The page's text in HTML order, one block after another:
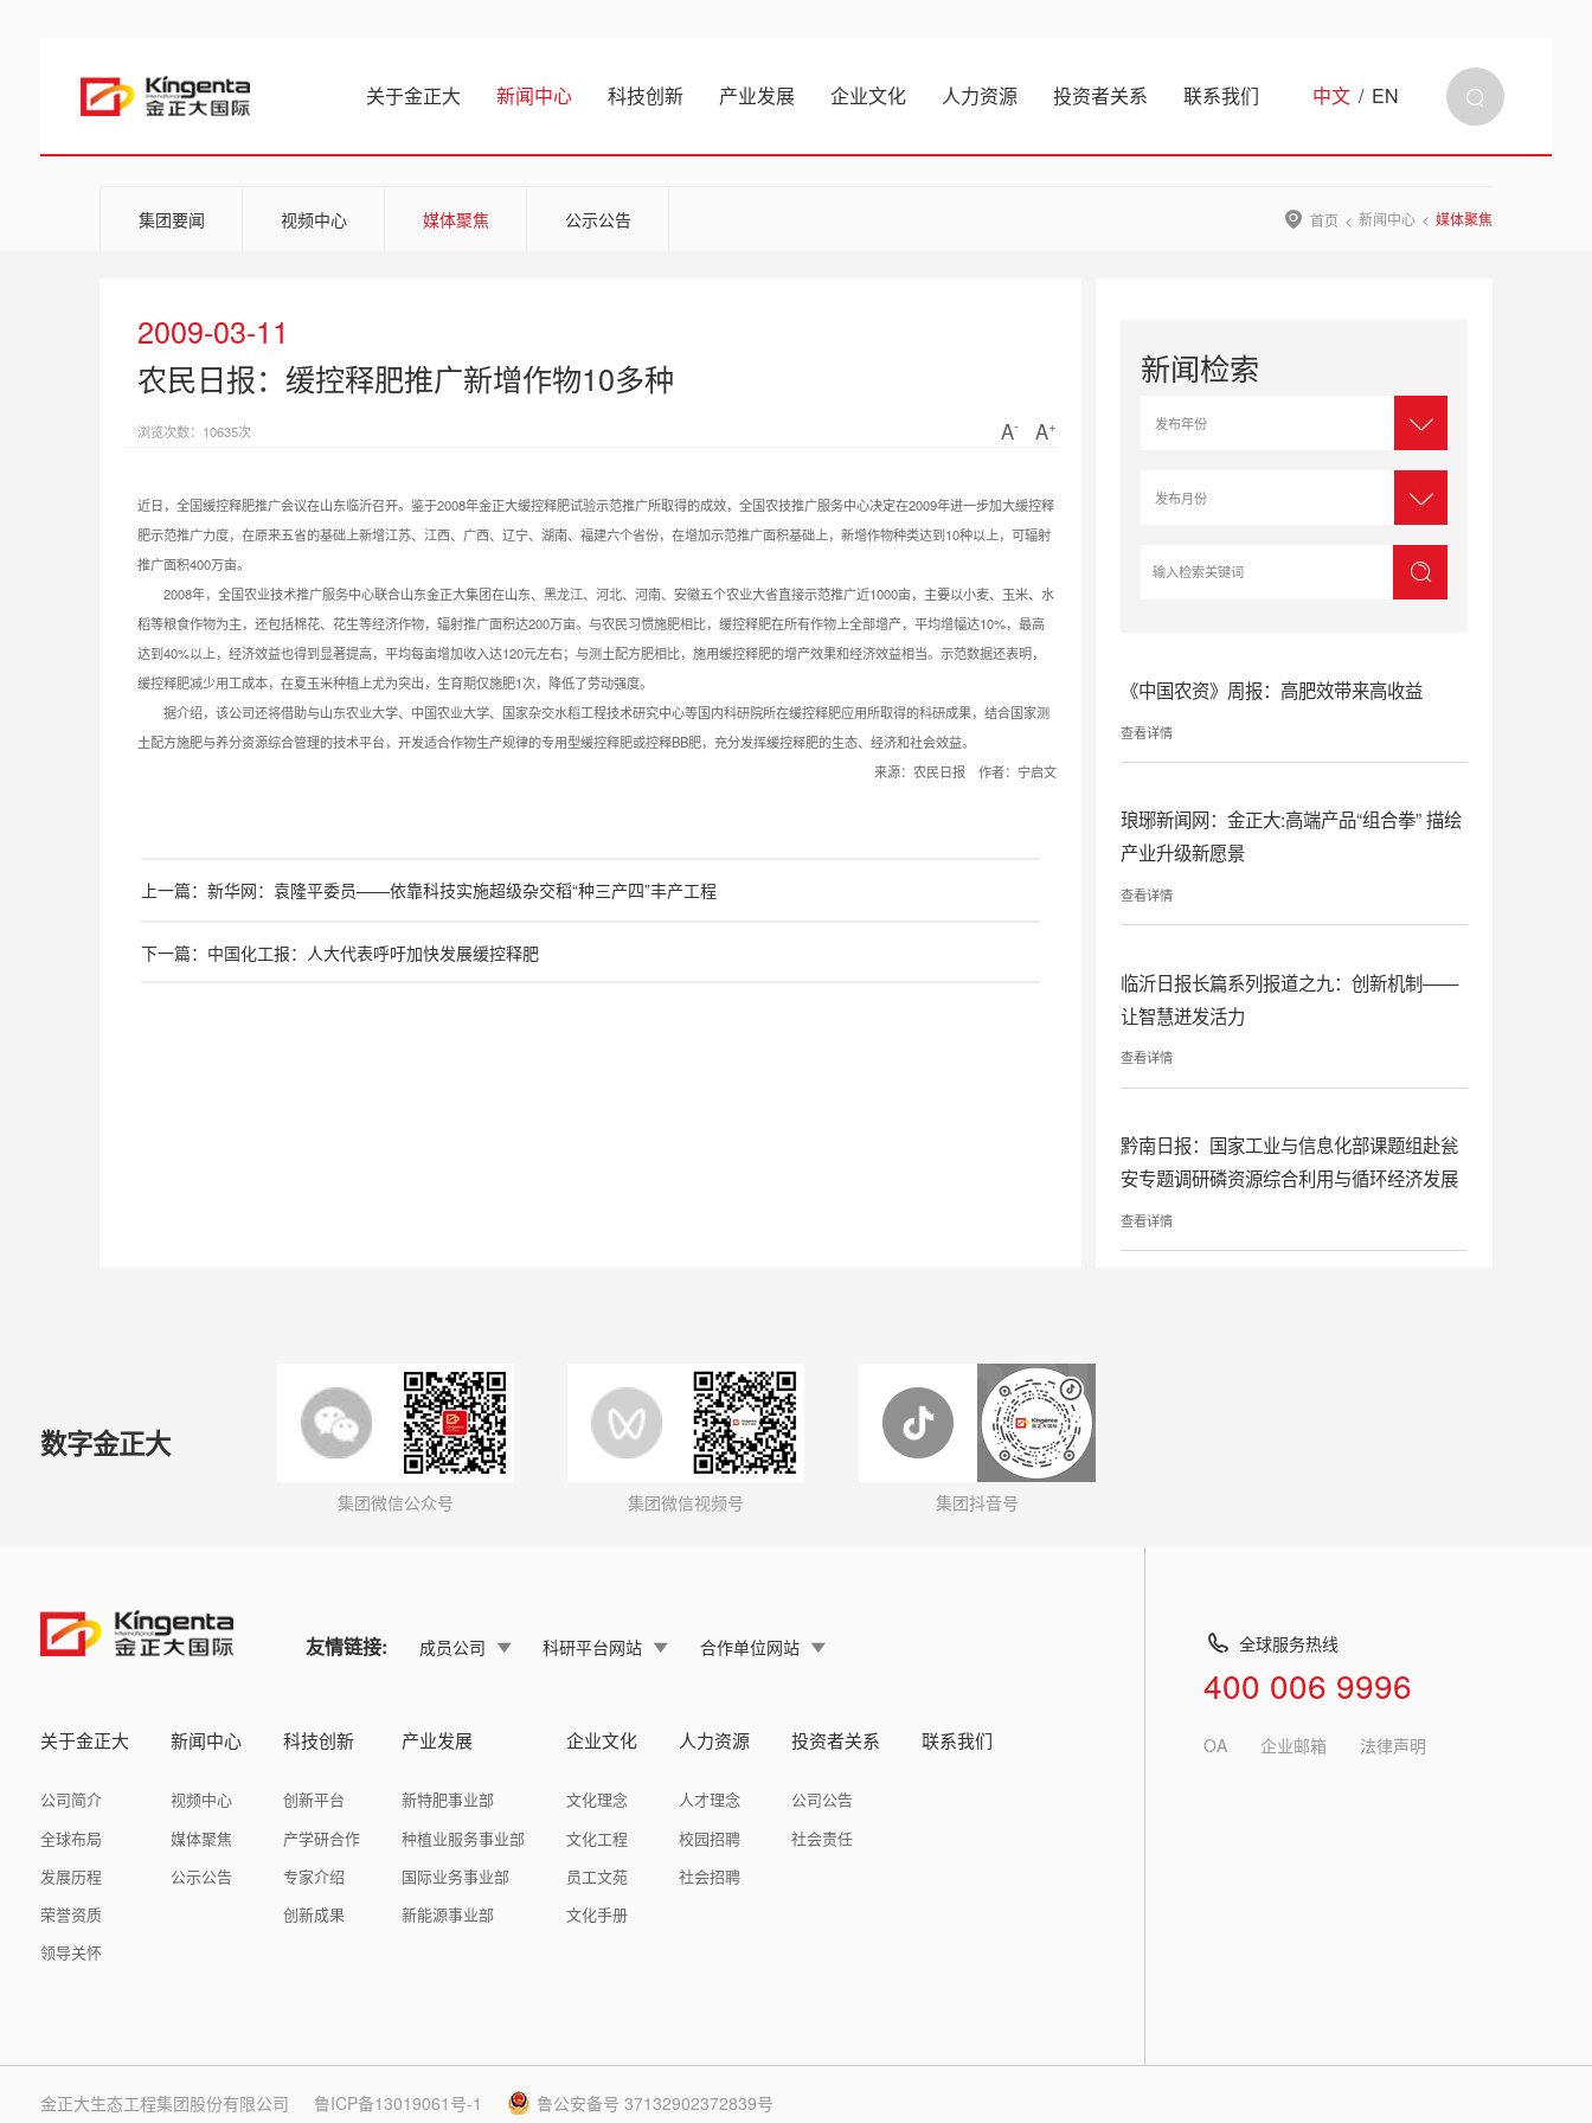
关于金正大 新闻中心 科技创新 产业发展 企业文化 人力资源 投资者关系 联系我们 中文 / EN
集团要闻 视频中心 媒体聚焦 公示公告 首页 新闻中心 媒体聚焦
2009-03-11
农民日报：缓控释肥推广新增作物10多种
浏览次数：10635次 A- A+
近日，全国缓控释肥推广会议在山东临沂召开。鉴于2008年金正大缓控释肥试验示范推广所取得的成效，全国农技推广服务中心决定在2009年进一步加大缓控释
肥示范推广力度，在原来五省的基础上新增江苏、江西、广西、辽宁、湖南、福建六个省份，在增加示范推广面积基础上，新增作物种类达到10种以上，可辐射
推广面积400万亩。
2008年，全国农业技术推广服务中心联合山东金正大集团在山东、黑龙江、河北、河南、安徽五个农业大省直接示范推广近1000亩，主要以小麦、玉米、水
稻等粮食作物为主，还包括棉花、花生等经济作物，辐射推广面积达200万亩。与农民习惯施肥相比，缓控释肥在所有作物上全部增产，平均增幅达10%，最高
达到40%以上，经济效益也得到显著提高，平均每亩增加收入达120元左右；与测土配方肥相比，施用缓控释肥的增产效果和经济效益相当。示范数据还表明，
缓控释肥减少用工成本，在夏玉米种植上尤为突出，生育期仅施肥1次，降低了劳动强度。
据介绍，该公司还将借助与山东农业大学、中国农业大学、国家杂交水稻工程技术研究中心等国内科研院所在缓控释肥应用所取得的科研成果，结合国家测
土配方施肥与养分资源综合管理的技术平台，开发适合作物生产规律的专用型缓控释肥或控释BB肥，充分发挥缓控释肥的生态、经济和社会效益。
来源：农民日报 作者：宁启文
上一篇：新华网：袁隆平委员——依靠科技实施超级杂交稻“种三产四”丰产工程
下一篇：中国化工报：人大代表呼吁加快发展缓控释肥
新闻检索
《中国农资》周报：高肥效带来高收益
查看详情
琅琊新闻网：金正大:高端产品“组合拳” 描绘
产业升级新愿景
查看详情
临沂日报长篇系列报道之九：创新机制——
让智慧迸发活力
查看详情
黔南日报：国家工业与信息化部课题组赴瓮
安专题调研磷资源综合利用与循环经济发展
查看详情
数字金正大
集团微信公众号 集团微信视频号 集团抖音号
友情链接: 成员公司 科研平台网站 合作单位网站
关于金正大
公司简介
全球布局
发展历程
荣誉资质
领导关怀
新闻中心
视频中心
媒体聚焦
公示公告
科技创新
创新平台
产学研合作
专家介绍
创新成果
产业发展
新特肥事业部
种植业服务事业部
国际业务事业部
新能源事业部
企业文化
文化理念
文化工程
员工文苑
文化手册
人力资源
人才理念
校园招聘
社会招聘
投资者关系
公司公告
社会责任
联系我们
全球服务热线
400 006 9996
OA 企业邮箱 法律声明
金正大生态工程集团股份有限公司 鲁ICP备13019061号-1 鲁公安备号 37132902372839号